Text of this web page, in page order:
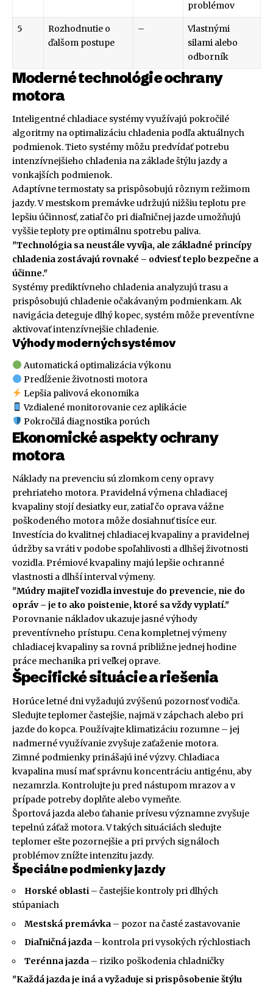
problémov
5
Rozhodnutie o
ďalšom postupe
–
Vlastnými
silami alebo
odborník
Moderné technológie ochrany
motora
Inteligentné chladiace systémy využívajú pokročilé
algoritmy na optimalizáciu chladenia podľa aktuálnych
podmienok. Tieto systémy môžu predvídať potrebu
intenzívnejšieho chladenia na základe štýlu jazdy a
vonkajších podmienok.
Adaptívne termostaty sa prispôsobujú rôznym režimom
jazdy. V mestskom premávke udržujú nižšiu teplotu pre
lepšiu účinnosť, zatiaľ čo pri diaľničnej jazde umožňujú
vyššie teploty pre optimálnu spotrebu paliva.
"Technológia sa neustále vyvíja, ale základné princípy
chladenia zostávajú rovnaké – odviesť teplo bezpečne a
účinne."
Systémy prediktívneho chladenia analyzujú trasu a
prispôsobujú chladenie očakávaným podmienkam. Ak
navigácia deteguje dlhý kopec, systém môže preventívne
aktivovať intenzívnejšie chladenie.
Výhody moderných systémov
Automatická optimalizácia výkonu
Predĺženie životnosti motora
Lepšia palivová ekonomika
Vzdialené monitorovanie cez aplikácie
Pokročilá diagnostika porúch
Ekonomické aspekty ochrany
motora
Náklady na prevenciu sú zlomkom ceny opravy
prehriateho motora. Pravidelná výmena chladiacej
kvapaliny stojí desiatky eur, zatiaľ čo oprava vážne
poškodeného motora môže dosiahnuť tisíce eur.
Investícia do kvalitnej chladiacej kvapaliny a pravidelnej
údržby sa vráti v podobe spoľahlivosti a dlhšej životnosti
vozidla. Prémiové kvapaliny majú lepšie ochranné
vlastnosti a dlhší interval výmeny.
"Múdry majiteľ vozidla investuje do prevencie, nie do
opráv – je to ako poistenie, ktoré sa vždy vyplatí."
Porovnanie nákladov ukazuje jasné výhody
preventívneho prístupu. Cena kompletnej výmeny
chladiacej kvapaliny sa rovná približne jednej hodine
práce mechanika pri veľkej oprave.
Špecifické situácie a riešenia
Horúce letné dni vyžadujú zvýšenú pozornosť vodiča.
Sledujte teplomer častejšie, najmä v zápchach alebo pri
jazde do kopca. Používajte klimatizáciu rozumne – jej
nadmerné využívanie zvyšuje zaťaženie motora.
Zimné podmienky prinášajú iné výzvy. Chladiaca
kvapalina musí mať správnu koncentráciu antigénu, aby
nezamrzla. Kontrolujte ju pred nástupom mrazov a v
prípade potreby doplňte alebo vymeňte.
Športová jazda alebo ťahanie prívesu významne zvyšuje
tepelnú záťaž motora. V takých situáciách sledujte
teplomer ešte pozornejšie a pri prvých signáloch
problémov znížte intenzitu jazdy.
Špeciálne podmienky jazdy
Horské oblasti – častejšie kontroly pri dlhých
stúpaniach
Mestská premávka – pozor na časté zastavovanie
Diaľničná jazda – kontrola pri vysokých rýchlostiach
Terénna jazda – riziko poškodenia chladničky
"Každá jazda je iná a vyžaduje si prispôsobenie štýlu